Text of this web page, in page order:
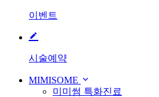
이벤트
시술예약
MIMISOME
미미썸 특화진료